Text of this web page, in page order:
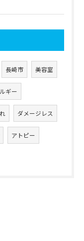
長崎市 美容室
ギー
ダメージレス
アトピー